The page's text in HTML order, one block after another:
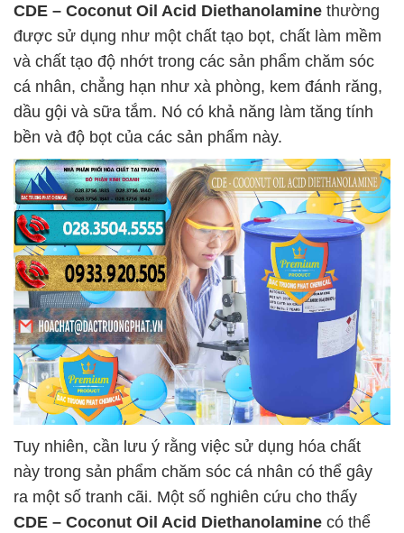
CDE – Coconut Oil Acid Diethanolamine thường
được sử dụng như một chất tạo bọt, chất làm mềm
và chất tạo độ nhớt trong các sản phẩm chăm sóc
cá nhân, chẳng hạn như xà phòng, kem đánh răng,
dầu gội và sữa tắm. Nó có khả năng làm tăng tính
bền và độ bọt của các sản phẩm này.
Tuy nhiên, cần lưu ý rằng việc sử dụng hóa chất
này trong sản phẩm chăm sóc cá nhân có thể gây
ra một số tranh cãi. Một số nghiên cứu cho thấy
CDE – Coconut Oil Acid Diethanolamine có thể